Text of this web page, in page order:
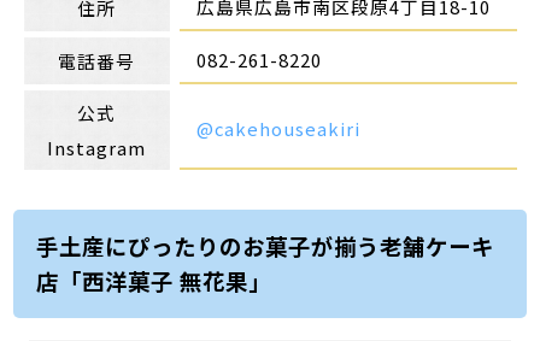
住所 広島県広島市南区段原4丁目18-10
電話番号 082-261-8220
公式
Instagram
@cakehouseakiri
手土産にぴったりのお菓子が揃う老舗ケーキ
店「西洋菓子 無花果」